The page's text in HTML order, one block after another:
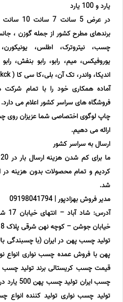
یارد و 100 یارد
در عرض 5
برندهای مطرح کشور از جمله گوزن ،
چسب، نیتروترک، اطلس،
یوروفیکس، میم، رابو، رابو بنفش،
اندیکا، واندر، تک آن، بلی،کا سی کا ( kck )، اولینا، پیکو
آماده همکاری خود را با تمام شرکت
فروشگاه های سراسر کشور اعلام می دارد.
چاپ لوگوی اختصاصی شما عزیزان روی
ارائه می دهیم.
ارسال به سراسر کشور
شد.
مدیر فروش بهزادپور | 09198041794
خیابان جوشن – کوچه نهن شرقی پلاک 18
تولید چسب پهن در ایران (با چسبندگی
پهن با فروش عمده چسب نواری انواع
قیمت چسب کریستالی برند تولید چسب
چسب
تولید چسب نواری تولید کننده